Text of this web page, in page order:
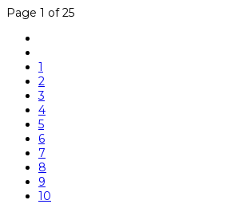
Page 1 of 25
1
2
3
4
5
6
7
8
9
10